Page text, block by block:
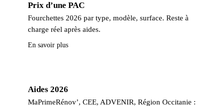
Prix d’une PAC
Fourchettes 2026 par type, modèle, surface. Reste à
charge réel après aides.
En savoir plus
Aides 2026
MaPrimeRénov’, CEE, ADVENIR, Région Occitanie :